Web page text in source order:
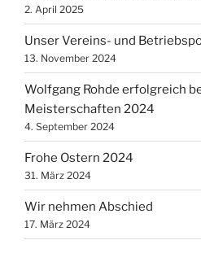
2. April 2025
Unser Vereins- und
13. November 2024
Wolfgang Rohde erfolgreich
Meisterschaften 2024
4. September 2024
Frohe Ostern 2024
31. März 2024
Wir nehmen Abschied
17. März 2024